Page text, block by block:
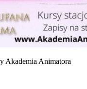
Akademia Animatora